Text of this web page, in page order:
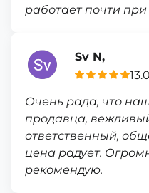
работает почти при
Sv N,
Очень рада, что
продавца,
ответственный,
цена радует.
рекомендую.